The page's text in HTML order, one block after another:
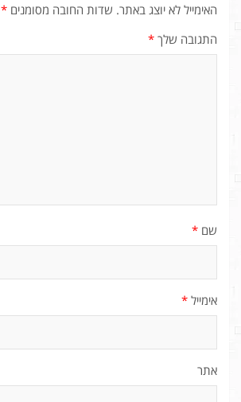
האימייל לא יוצג באתר. שדות החובה מסומנים *
התגובה שלך *
שם *
אימייל *
אתר